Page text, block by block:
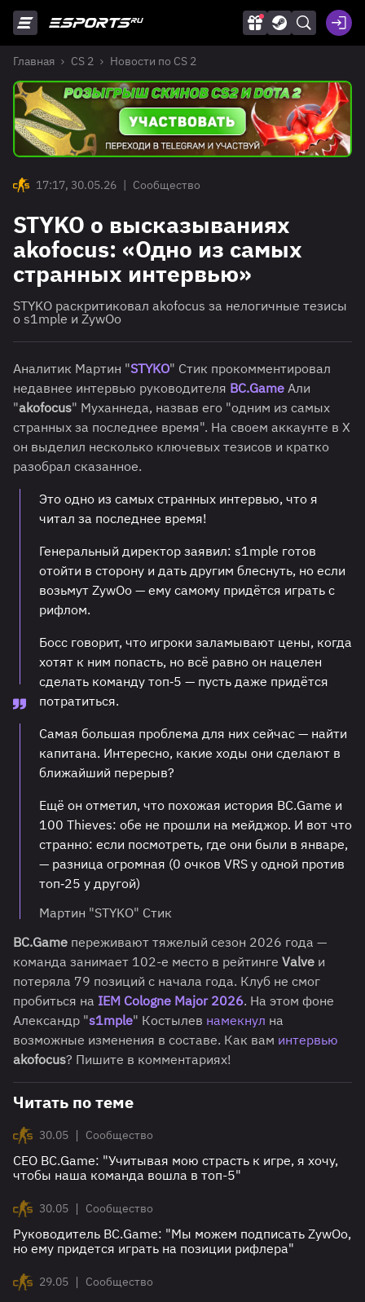
Главная CS 2 Новости по CS 2
17:17, 30.05.26 | Сообщество
STYKO о высказываниях
akofocus: «Одно из самых
странных интервью»
STYKO раскритиковал akofocus за нелогичные тезисы
о s1mple и ZywOo
Аналитик Мартин "STYKO" Стик прокомментировал
недавнее интервью руководителя BC.Game Али
"akofocus" Муханнеда, назвав его "одним из самых
странных за последнее время". На своем аккаунте в X
он выделил несколько ключевых тезисов и кратко
разобрал сказанное.
Это одно из самых странных интервью, что я
читал за последнее время!
Генеральный директор заявил: s1mple готов
отойти в сторону и дать другим блеснуть, но если
возьмут ZywOo — ему самому придётся играть с
рифлом.
Босс говорит, что игроки заламывают цены, когда
хотят к ним попасть, но всё равно он нацелен
сделать команду топ‑5 — пусть даже придётся
потратиться.
Самая большая проблема для них сейчас — найти
капитана. Интересно, какие ходы они сделают в
ближайший перерыв?
Ещё он отметил, что похожая история BC.Game и
100 Thieves: обе не прошли на мейджор. И вот что
странно: если посмотреть, где они были в январе,
— разница огромная (0 очков VRS у одной против
топ‑25 у другой)
Мартин "STYKO" Стик
BC.Game переживают тяжелый сезон 2026 года —
команда занимает 102-е место в рейтинге Valve и
потеряла 79 позиций с начала года. Клуб не смог
пробиться на IEM Cologne Major 2026. На этом фоне
Александр "s1mple" Костылев намекнул на
возможные изменения в составе. Как вам интервью
akofocus? Пишите в комментариях!
Читать по теме
30.05 | Сообщество
СЕО BC.Game: "Учитывая мою страсть к игре, я хочу,
чтобы наша команда вошла в топ-5"
30.05 | Сообщество
Руководитель BC.Game: "Мы можем подписать ZywOo,
но ему придется играть на позиции рифлера"
29.05 | Сообщество